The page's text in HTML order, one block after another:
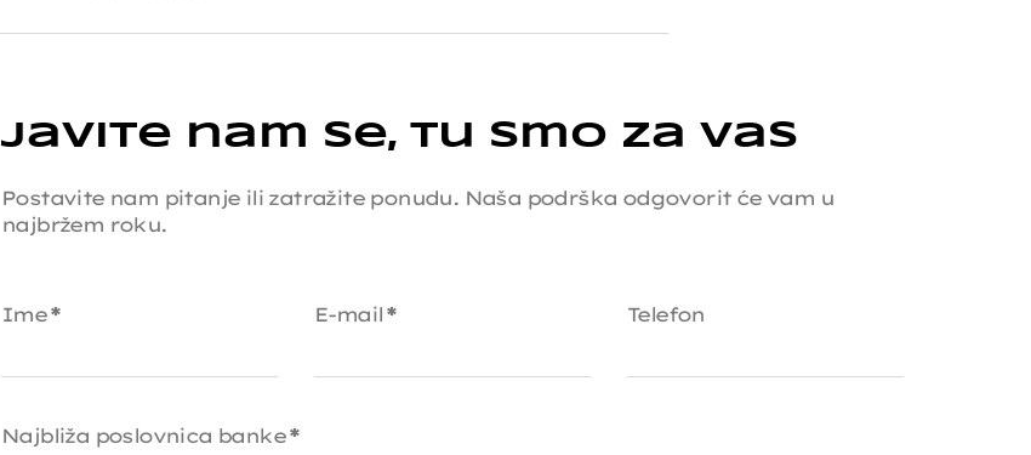
Javite nam se, tu smo za vas
Postavite nam pitanje ili zatražite ponudu. Naša podrška odgovorit će vam u
najbržem roku.
Ime* E-mail * Telefon
Najbliža poslovnica banke *